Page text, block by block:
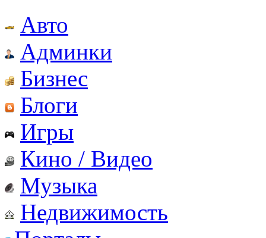
Авто
Админки
Бизнес
Блоги
Игры
Кино / Видео
Музыка
Недвижимость